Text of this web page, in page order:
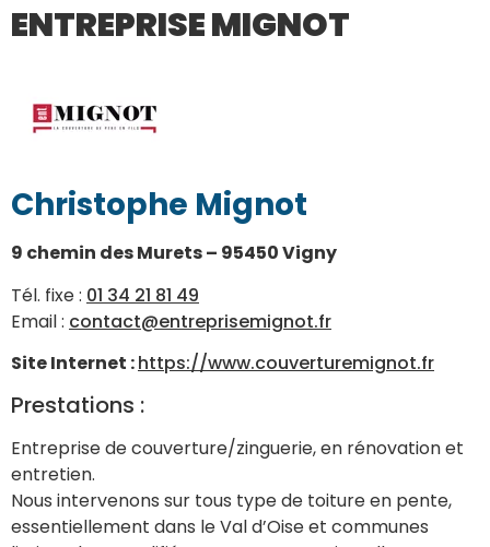
ENTREPRISE MIGNOT
Christophe Mignot
9 chemin des Murets – 95450 Vigny
Tél. fixe : 01 34 21 81 49
Email : contact@entreprisemignot.fr
Site Internet :https://www.couverturemignot.fr
Prestations :
Entreprise de couverture/zinguerie, en rénovation et
entretien.
Nous intervenons sur tous type de toiture en pente,
essentiellement dans le Val d’Oise et communes